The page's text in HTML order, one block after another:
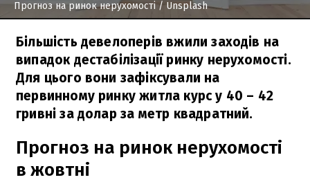
Прогноз на ринок нерухомості / Unsplash
Більшість девелоперів вжили заходів на
випадок дестабілізації ринку нерухомості.
Для цього вони зафіксували на
первинному ринку житла курс у 40 – 42
гривні за долар за метр квадратний.
Прогноз на ринок нерухомості
в жовтні